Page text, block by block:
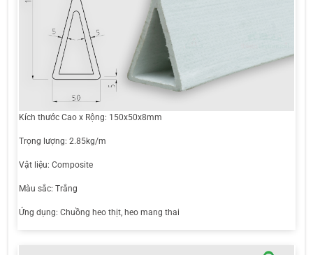
Kích thước Cao x Rộng: 150x50x8mm
Trọng lượng: 2.85kg/m
Vật liệu: Composite
Màu sắc: Trắng
Ứng dụng: Chuồng heo thịt, heo mang thai